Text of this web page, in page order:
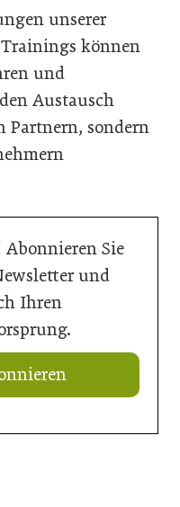
unserer
Trainings können
und
Austausch
Partnern, sondern
Sie
und
Ihren